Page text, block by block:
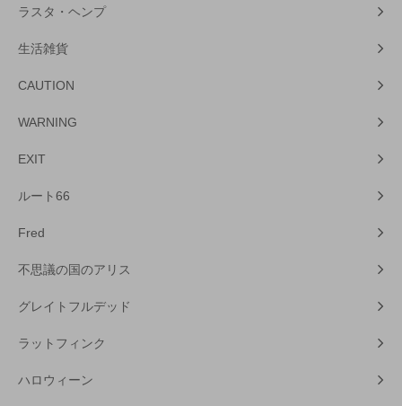
ラスタ・ヘンプ
生活雑貨
CAUTION
WARNING
EXIT
ルート66
Fred
不思議の国のアリス
グレイトフルデッド
ラットフィンク
ハロウィーン